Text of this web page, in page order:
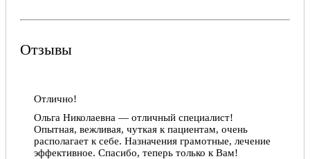
Профессиональная биография
университет.
Акушерство и гинекология, 2006 год.
Ультразвуковая диагностика, 2014 год.
Отзывы
Отлично!
Ольга Николаевна — отличный специалист!
Опытная, вежливая, чуткая к пациентам, очень
располагает к себе. Назначения грамотные, лечение
эффективное. Спасибо, теперь только к Вам!